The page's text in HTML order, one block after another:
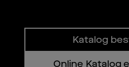
Katalog
Online Katalog